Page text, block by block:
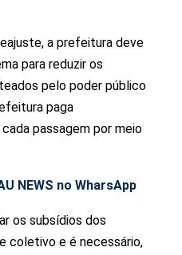
a prefeitura deve
para reduzir os
pelo poder público
paga
passagem por meio
NEWS no WharsApp
os subsídios dos
coletivo e é necessário,